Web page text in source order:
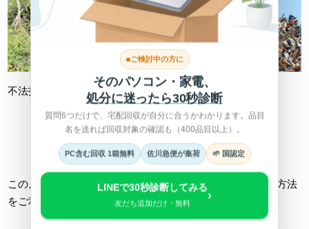
不法投棄 不適切処理
詳しくは総務省HPへ >
このようなトラブルに巻き込まれない為にも、正しい回収方法
をご利用ください。
ご検討中の方に
そのパソコン・家電、
処分に迷ったら30秒診断
質問6つだけで、宅配回収が自分に合うかわかります。品目
名を送れば回収対象の確認も（400品目以上）。
PC含む回収 1箱無料 佐川急便が集荷 🌱 国認定
LINEで30秒診断してみる
友だち追加だけ・無料
›